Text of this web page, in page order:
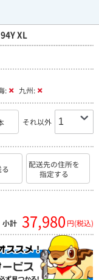
XL
: 九州:
それ以外
配送先の住所を
指定する
小計 37,980 円(税込)